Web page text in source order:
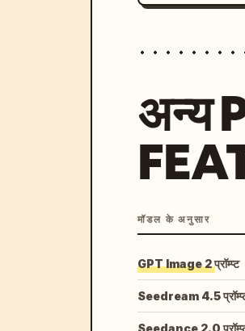
अन्य
मॉडल के अनुसार
GPT Image 2 प्रॉम्प्ट
Seedream 4.5
Seedance 2.0